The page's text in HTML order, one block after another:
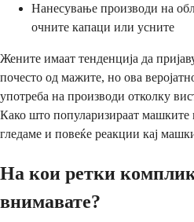
Нанесување производи на
очните капаци или усните
Жените имаат тенденција да
почесто од мажите, но ова
употреба на производи отколку
Како што популаризираат машките
гледаме и повеќе реакции кај
На кои ретки
внимавате?